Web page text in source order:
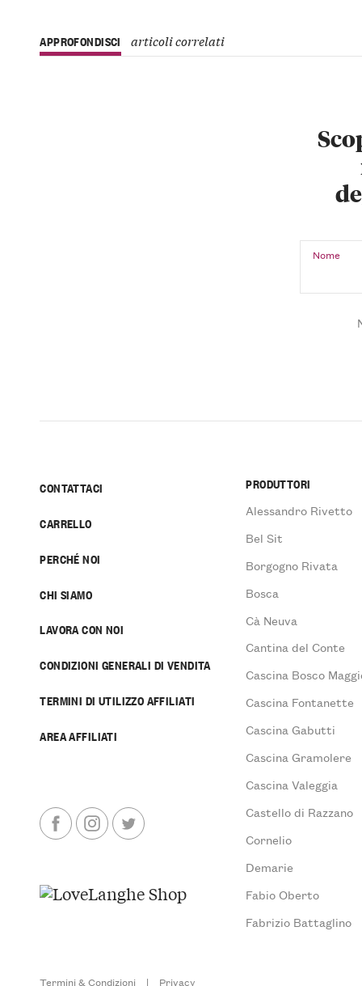
APPROFONDISCI articoli correlati
Nome
CONTATTACI
CARRELLO
PERCHÉ NOI
CHI SIAMO
LAVORA CON NOI
CONDIZIONI GENERALI DI VENDITA
TERMINI DI UTILIZZO AFFILIATI
AREA AFFILIATI
PRODUTTORI
Alessandro Rivetto
Bel Sit
Borgogno Rivata
Bosca
Cà Neuva
Cantina del Conte
Cascina Bosco
Cascina Fontanette
Cascina Gabutti
Cascina Gramolere
Cascina Valeggia
Castello di Razzano
Cornelio
Demarie
Fabio Oberto
Fabrizio Battaglino
Termini & Condizioni | Privacy